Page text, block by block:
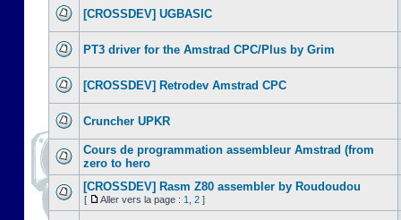
[CROSSDEV] UGBASIC
PT3 driver for the Amstrad CPC/Plus by Grim
[CROSSDEV] Retrodev Amstrad CPC
Cruncher UPKR
Cours de programmation assembleur Amstrad (from
zero to hero
[CROSSDEV] Rasm Z80 assembler by Roudoudou
[ Aller vers la page : 1 2 ]